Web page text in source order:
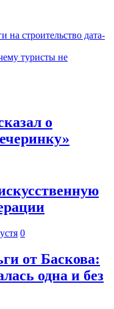
на строительство дата-
туристы не
о
0
от Баскова:
одна и без